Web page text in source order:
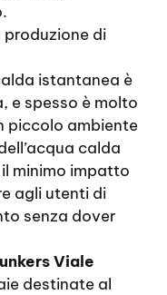
di
istantanea è
e spesso è molto
piccolo ambiente
calda
minimo impatto
agli utenti di
senza dover
Viale
destinate al